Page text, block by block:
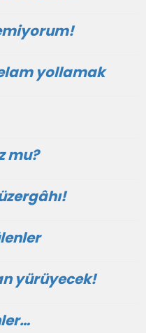
yollamak
mu?
yürüyecek!